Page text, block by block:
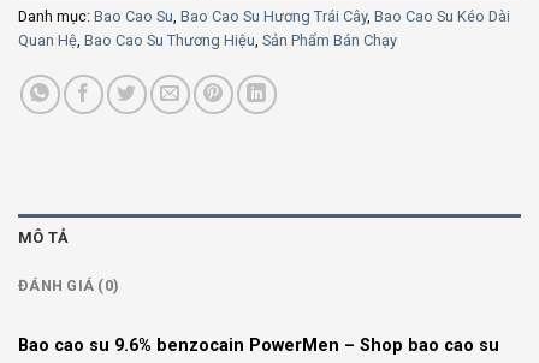
Danh mục: Bao Cao Su Bao Cao Su Hương Trái Cây, Bao Cao Su Kéo Dài
Quan Hệ Bao Cao Su Thương Hiệu Sản Phẩm Bán Chạy
MÔ TẢ
ĐÁNH GIÁ (0)
Bao cao su 9.6% benzocain PowerMen – Shop bao cao su